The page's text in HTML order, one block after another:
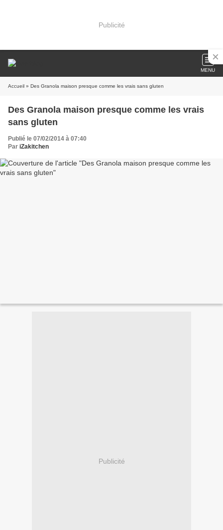
Publicité
MENU
Accueil » Des Granola maison presque comme les vrais sans gluten
Des Granola maison presque comme les vrais
sans gluten
Publié le 07/02/2014 à 07:40
Par iZakitchen
Publicité